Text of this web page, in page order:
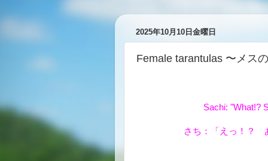
2025年10月10日金曜日
Female tarantulas 〜メス
Sachi: "What!?
さち：「えっ！？